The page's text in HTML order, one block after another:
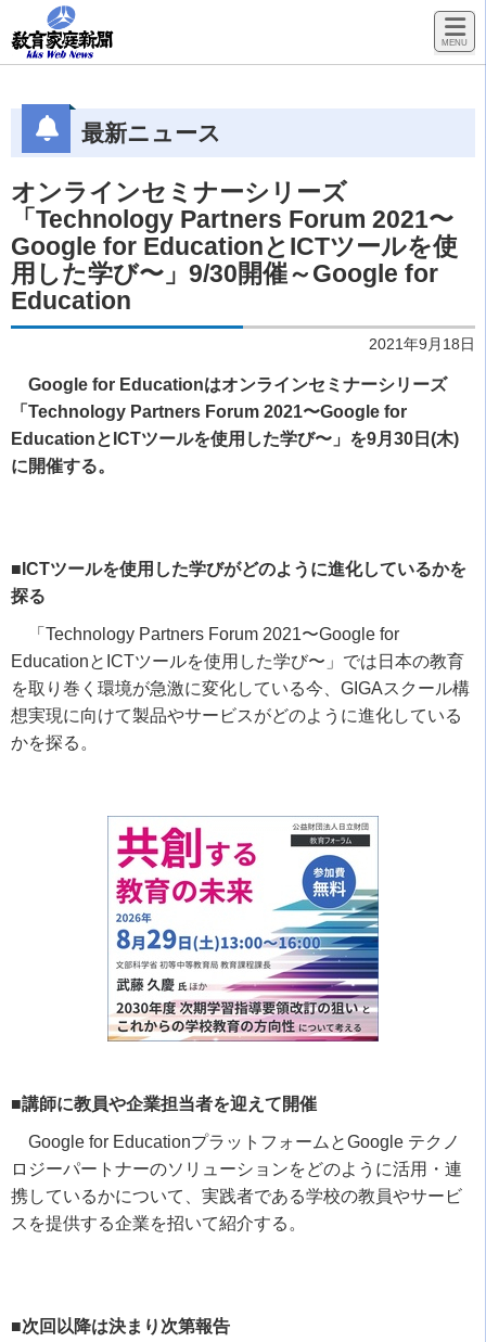
最新ニュース
オンラインセミナーシリーズ
「Technology Partners Forum 2021〜
Google for EducationとICTツールを使
用した学び〜」9/30開催～Google for
Education
2021年9月18日
Google for Educationはオンラインセミナーシリーズ
「Technology Partners Forum 2021〜Google for
EducationとICTツールを使用した学び〜」を9月30日(木)
に開催する。
■ICTツールを使用した学びがどのように進化しているかを
探る
「 Technology Partners Forum 2021〜Google for
Educationと ICTツールを使用した学び〜」では日本の教育
を取り巻く環境が急激に変化している今、 GIGAスクール構
想実現に向けて製品やサービスがどのように進化している
かを探る。
■講師に教員や企業担当者を迎えて開催
Google for EducationプラットフォームとGoogle テクノ
ロジーパートナーのソリューションをどのように活用・連
携しているかについて、実践者である学校の教員やサービ
スを提供する企業を招いて紹介する。
■次回以降は決まり次第報告